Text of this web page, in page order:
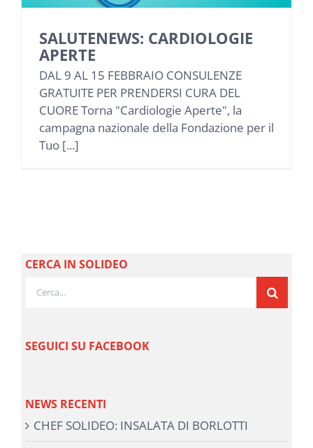
NEWS
CONTATTI
SALUTENEWS: CARDIOLOGIE
APERTE
DAL 9 AL 15 FEBBRAIO CONSULENZE
GRATUITE PER PRENDERSI CURA DEL
CUORE Torna "Cardiologie Aperte", la
campagna nazionale della Fondazione per il
Tuo [...]
CERCA IN SOLIDEO
SEGUICI SU FACEBOOK
NEWS RECENTI
CHEF SOLIDEO: INSALATA DI BORLOTTI